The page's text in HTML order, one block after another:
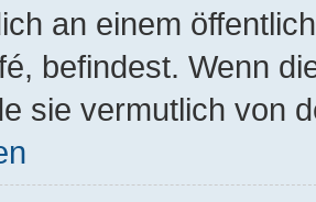
an einem
befindest. Wenn
sie vermutlich von